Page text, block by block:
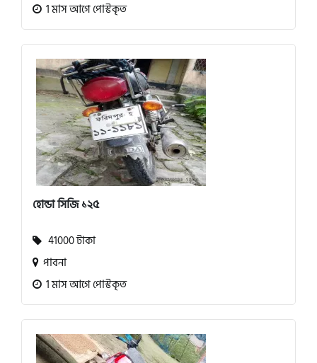
1 মাস আগে পোস্টকৃত
হোন্ডা সিজি ১২৫
41000 টাকা
পাবনা
1 মাস আগে পোস্টকৃত